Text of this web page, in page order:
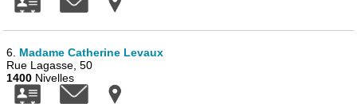
6. Madame Catherine Levaux
Rue Lagasse, 50
1400 Nivelles